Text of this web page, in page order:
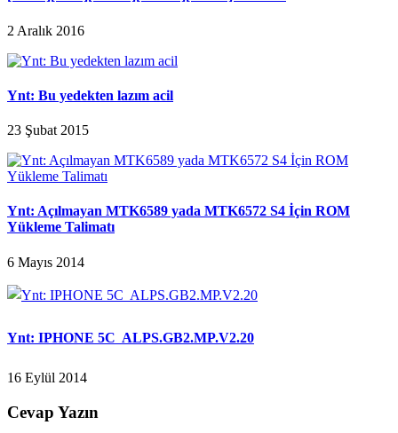
2 Aralık 2016
Ynt: Bu yedekten lazım acil
23 Şubat 2015
Ynt: Açılmayan MTK6589 yada MTK6572 S4 İçin ROM
Yükleme Talimatı
6 Mayıs 2014
Ynt: IPHONE 5C  ALPS.GB2.MP.V2.20
16 Eylül 2014
Cevap Yazın